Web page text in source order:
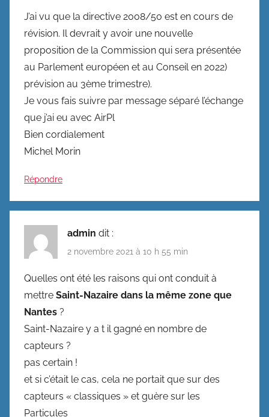
J’ai vu que la directive 2008/50 est en cours de
révision. Il devrait y avoir une nouvelle
proposition de la Commission qui sera présentée
au Parlement européen et au Conseil en 2022)
prévision au 3ème trimestre).
Je vous fais suivre par message séparé l’échange
que j’ai eu avec AirPl
Bien cordialement
Michel Morin
Répondre
admin dit :
2 novembre 2021 à 10 h 55 min
Quelles ont été les raisons qui ont conduit à
mettre Saint-Nazaire dans la même zone que
Nantes ?
Saint-Nazaire y a t il gagné en nombre de
capteurs ?
pas certain !
et si c’était le cas, cela ne portait que sur des
capteurs « classiques » et guère sur les
Particules